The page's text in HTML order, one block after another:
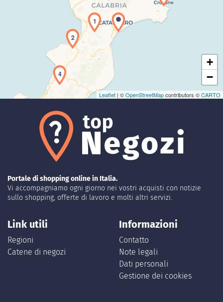
Caricamento della carta in corso...
1
2
4
+
−
Leaflet | ©OpenStreetMapcontributors ©CARTO
Portale di shopping online in Italia.
Vi accompagniamo ogni giorno nei vostri acquisti con notizie
sullo shopping, offerte di lavoro e molti altri servizi.
Link utili
Regioni
Catene di negozi
Informazioni
Contatto
Note legali
Dati personali
Gestione dei cookies